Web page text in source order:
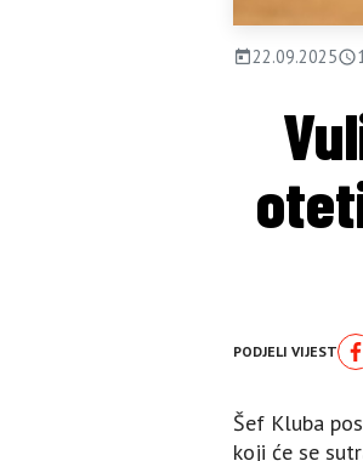
22.09.2025
PODJELI VIJEST
Šef Kluba
koji će se